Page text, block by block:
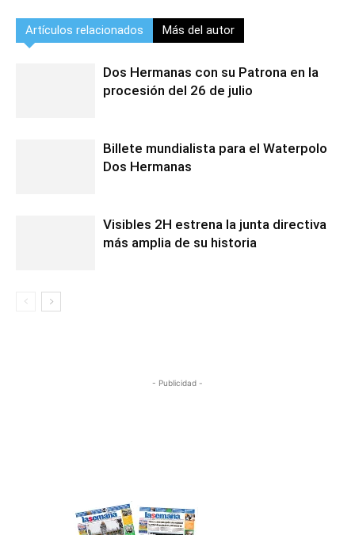
Artículos relacionados Más del autor
Dos Hermanas con su Patrona en la
procesión del 26 de julio
Billete mundialista para el Waterpolo
Dos Hermanas
Visibles 2H estrena la junta directiva
más amplia de su historia
- Publicidad -